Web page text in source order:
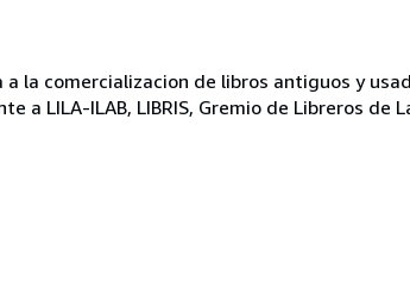
la comercializacion de libros antiguos y
a LILA-ILAB, LIBRIS, Gremio de Libreros de